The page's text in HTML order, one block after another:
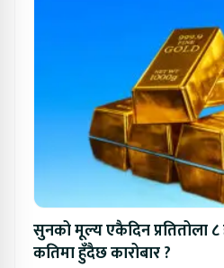
सुनको मूल्य एकैदिन प्रतितोला
कतिमा हुँदैछ कारोबार ?